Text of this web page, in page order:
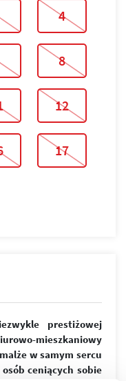
4
8
12
17
prestiżowej
mieszkaniowy
w samym sercu
ceniących sobie